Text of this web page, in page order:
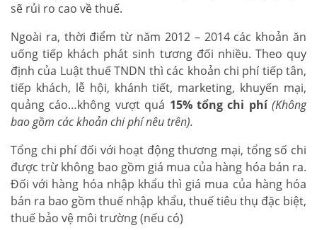
sẽ rủi ro cao về thuế.
Ngoài ra, thời điểm từ năm 2012 – 2014 các khoản ăn
uống tiếp khách phát sinh tương đối nhiều. Theo quy
định của Luật thuế TNDN thì các khoản chi phí tiếp tân,
tiếp khách, lễ hội, khánh tiết, marketing, khuyến mại,
quảng cáo…không vượt quá 15% tổng chi phí (Không
bao gồm các khoản chi phí nêu trên).
Tổng chi phí đối với hoạt động thương mại, tổng số chi
được trừ không bao gồm giá mua của hàng hóa bán ra.
Đối với hàng hóa nhập khẩu thì giá mua của hàng hóa
bán ra bao gồm thuế nhập khẩu, thuế tiêu thụ đặc biệt,
thuế bảo vệ môi trường (nếu có)